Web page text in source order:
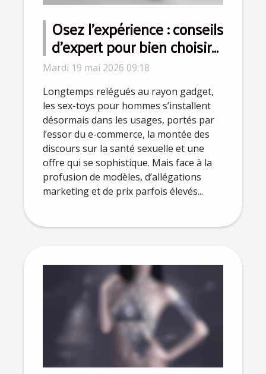
Osez l’expérience : conseils
d’expert pour bien choisir
le meilleur sex-toy pour
homme
Mardi 19 mai 2026 09:18
Longtemps relégués au rayon gadget,
les sex-toys pour hommes s’installent
désormais dans les usages, portés par
l’essor du e-commerce, la montée des
discours sur la santé sexuelle et une
offre qui se sophistique. Mais face à la
profusion de modèles, d’allégations
marketing et de prix parfois élevés...